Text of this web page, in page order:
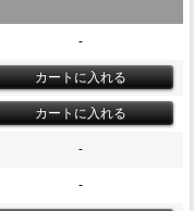
-
-
-